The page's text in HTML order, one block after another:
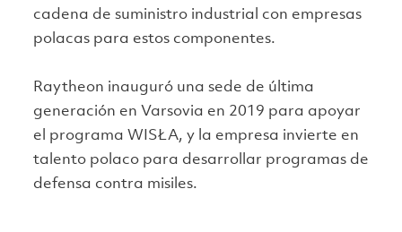
cadena de suministro industrial con empresas
polacas para estos componentes.
Raytheon inauguró una sede de última
generación en Varsovia en 2019 para apoyar
el programa WISŁA, y la empresa invierte en
talento polaco para desarrollar programas de
defensa contra misiles.